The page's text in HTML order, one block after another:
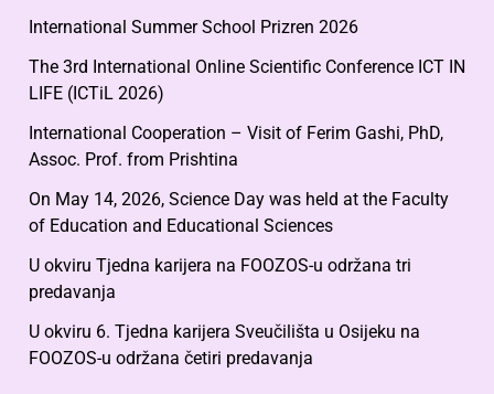
International Summer School Prizren 2026
The 3rd International Online Scientific Conference ICT IN
LIFE (ICTiL 2026)
International Cooperation – Visit of Ferim Gashi, PhD,
Assoc. Prof. from Prishtina
On May 14, 2026, Science Day was held at the Faculty
of Education and Educational Sciences
U okviru Tjedna karijera na FOOZOS-u održana tri
predavanja
U okviru 6. Tjedna karijera Sveučilišta u Osijeku na
FOOZOS-u održana četiri predavanja